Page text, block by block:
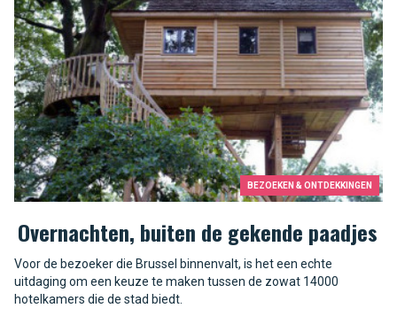
BEZOEKEN & ONTDEKKINGEN
Overnachten, buiten de gekende paadjes
Voor de bezoeker die Brussel binnenvalt, is het een echte
uitdaging om een keuze te maken tussen de zowat 14000
hotelkamers die de stad biedt.